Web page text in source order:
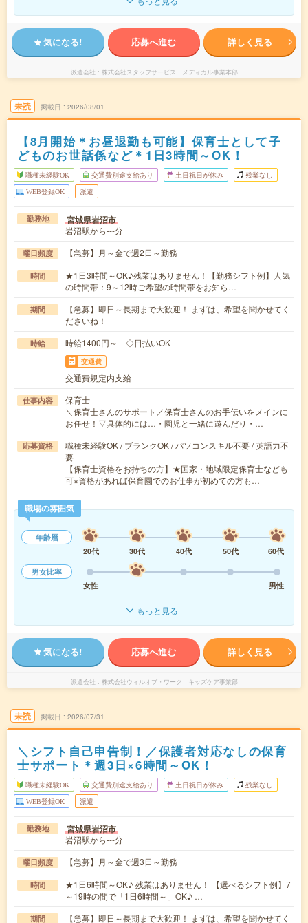
気になる! 応募へ進む 詳しく見る
派遣会社 株式会社スタッフサービス メディカル事業本部
未読 掲載日 2026/08/01
【8月開始＊お昼退勤も可能】保育士として子
どものお世話係など＊1日3時間～OK！
職種未経験OK 交通費別途支給あり 土日祝日が休み 残業なし
WEB登録OK 派遣
勤務地 宮城県岩沼市
岩沼駅から---分
曜日頻度 【急募】月～金で週2日～勤務
時間
★1日3時間～OK♪残業はありません！【勤務シフト例】人気
の時間帯：9～12時ご希望の時間帯をお知ら…
期間
【急募】即日～長期まで大歓迎！ まずは、希望を聞かせてく
ださいね！
時給 時給1400円～ ◇日払いOK
交通費
交通費規定内支給
仕事内容
保育士
＼保育士さんのサポート／保育士さんのお手伝いをメインに
お任せ！▽具体的には…・園児と一緒に遊んだり・…
応募資格
職種未経験OK / ブランクOK / パソコンスキル不要 / 英語力不
要
【保育士資格をお持ちの方】★国家・地域限定保育士なども
可※資格があれば保育園でのお仕事が初めての方も…
職場の雰囲気
年齢層
20代
30代 40代 50代
60代
男女比率
女性
男性
もっと見る
気になる! 応募へ進む 詳しく見る
派遣会社 株式会社ウィルオブ・ワーク キッズケア事業部
未読 掲載日 2026/07/31
＼シフト自己申告制！／保護者対応なしの保育
士サポート＊週3日×6時間～OK！
職種未経験OK 交通費別途支給あり 土日祝日が休み 残業なし
WEB登録OK 派遣
勤務地 宮城県岩沼市
岩沼駅から---分
曜日頻度 【急募】月～金で週3日～勤務
時間
★1日6時間～OK♪ 残業はありません！ 【選べるシフト例】7
～19時の間で「1日6時間～」OK♪ …
期間 【急募】即日～長期まで大歓迎！ まずは、希望を聞かせてく